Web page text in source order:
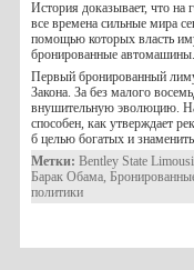
История доказывает, что на
все времена сильные мира
помощью которых власть
бронированные автомашины.
Первый бронированный
Закона. За без малого
внушительную эволюцию.
способен, как утверждает
б целью богатых и
Метки: Bentley State
Барак Обама,
политики